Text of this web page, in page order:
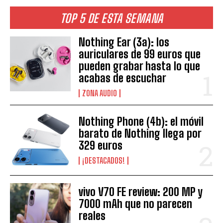
TOP 5 DE ESTA SEMANA
Nothing Ear (3a): los
auriculares de 99 euros que
pueden grabar hasta lo que
acabas de escuchar
ZONA AUDIO
Nothing Phone (4b): el móvil
barato de Nothing llega por
329 euros
¡DESTACADOS!
vivo V70 FE review: 200 MP y
7000 mAh que no parecen
reales